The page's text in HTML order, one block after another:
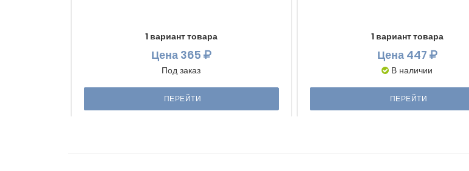
1 вариант товара
Цена365
Под заказ
ПЕРЕЙТИ
1 вариант товара
Цена447
В наличии
ПЕРЕЙТИ